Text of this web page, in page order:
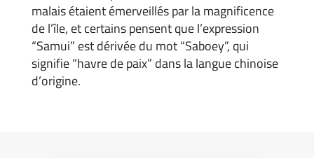
malais étaient émerveillés par la magnificence
de l’île, et certains pensent que l’expression
“Samui” est dérivée du mot “Saboey”, qui
signifie “havre de paix” dans la langue chinoise
d’origine.